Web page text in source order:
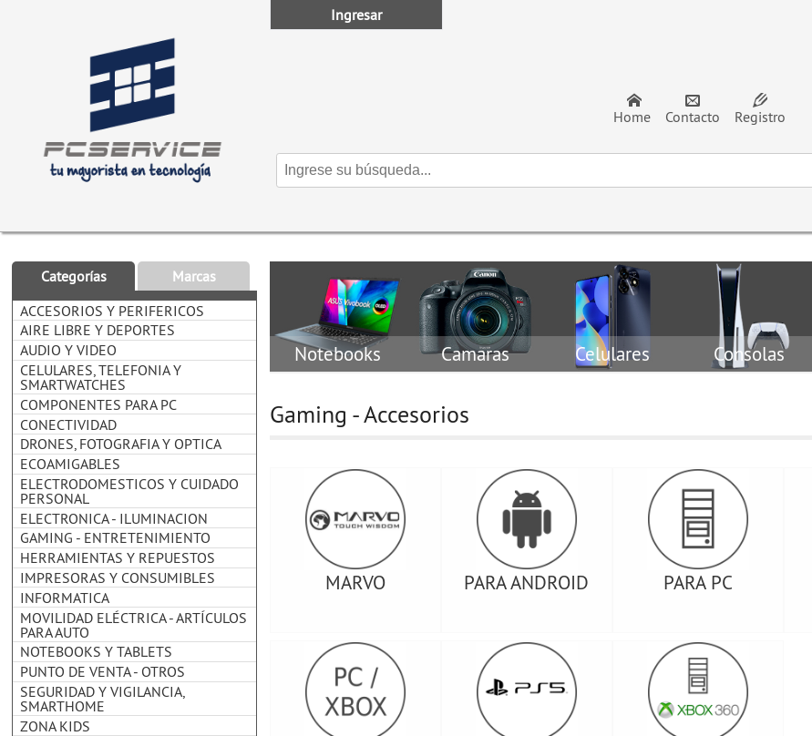
Registro
Contacto
Home
Ingresar
Categorías
Marcas
ACCESORIOS Y PERIFERICOS
AIRE LIBRE Y DEPORTES
AUDIO Y VIDEO
CELULARES, TELEFONIA Y
SMARTWATCHES
COMPONENTES PARA PC
CONECTIVIDAD
DRONES, FOTOGRAFIA Y OPTICA
ECOAMIGABLES
ELECTRODOMESTICOS Y CUIDADO
PERSONAL
ELECTRONICA - ILUMINACION
GAMING - ENTRETENIMIENTO
HERRAMIENTAS Y REPUESTOS
IMPRESORAS Y CONSUMIBLES
INFORMATICA
MOVILIDAD ELÉCTRICA - ARTÍCULOS
PARA AUTO
NOTEBOOKS Y TABLETS
PUNTO DE VENTA - OTROS
SEGURIDAD Y VIGILANCIA,
SMARTHOME
ZONA KIDS
Notebooks Camaras Celulares Consolas
Gaming - Accesorios
MARVO PARA ANDROID PARA PC